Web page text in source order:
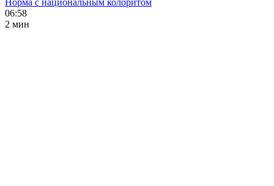
Норма с национальным колоритом
06:58
2 мин